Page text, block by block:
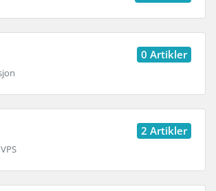
0 Artikler
2 Artikler